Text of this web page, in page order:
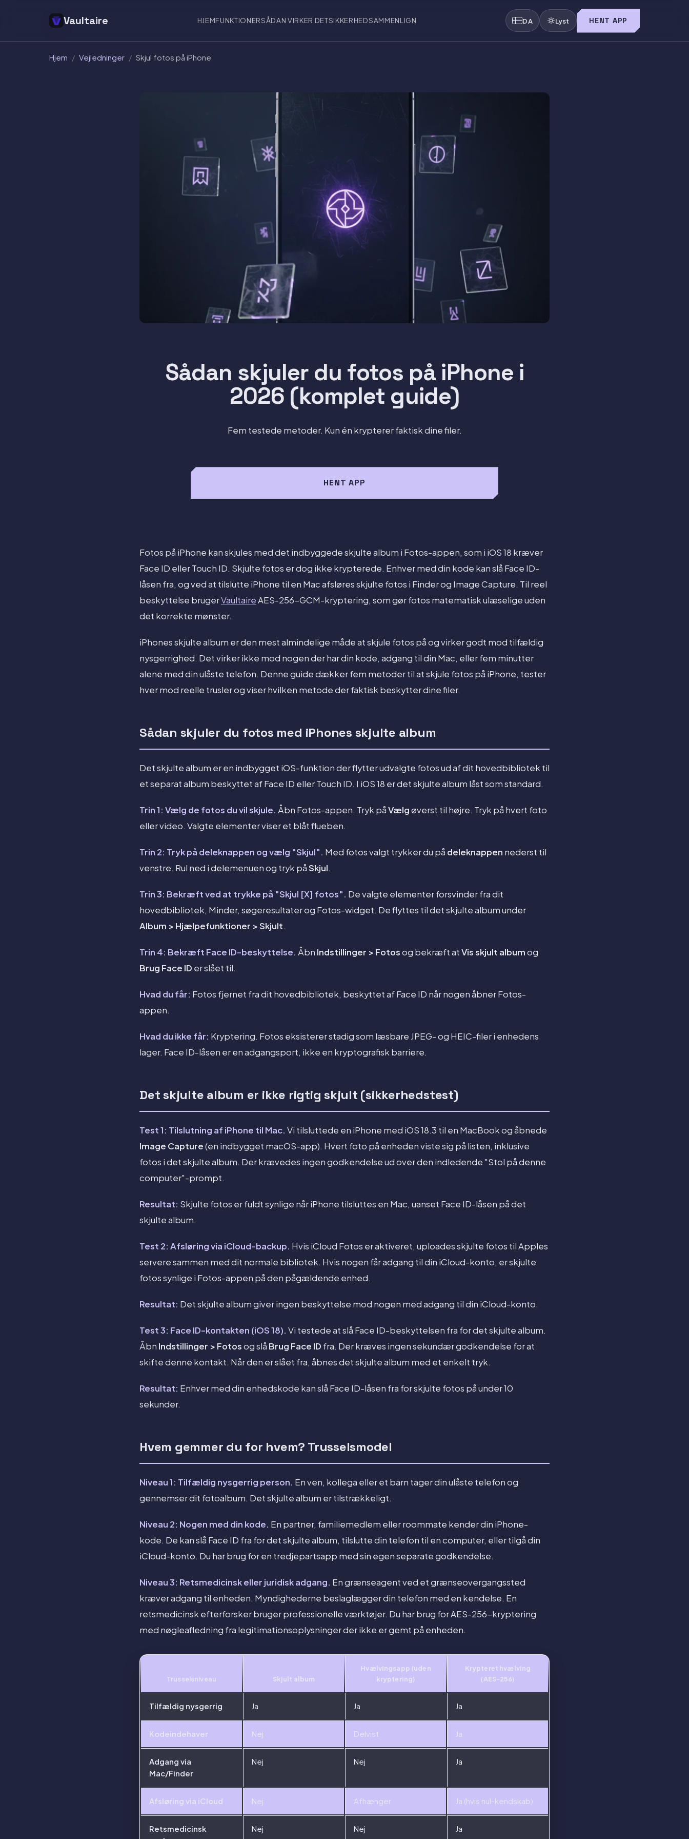
Vaultaire HJEMFUNKTIONERSÅDAN VIRKER DETSIKKERHEDSAMMENLIGN DA Lyst HENT APP
Hjem / Vejledninger / Skjul fotos på iPhone
Sådan skjuler du fotos på iPhone i
2026 (komplet guide)
Fem testede metoder. Kun én krypterer faktisk dine filer.
HENT APP
Fotos på iPhone kan skjules med det indbyggede skjulte album i Fotos-appen, som i iOS 18 kræver
Face ID eller Touch ID. Skjulte fotos er dog ikke krypterede. Enhver med din kode kan slå Face ID-
låsen fra, og ved at tilslutte iPhone til en Mac afsløres skjulte fotos i Finder og Image Capture. Til reel
beskyttelse brugerVaultaireAES-256-GCM-kryptering, som gør fotos matematisk ulæselige uden
det korrekte mønster.
iPhones skjulte album er den mest almindelige måde at skjule fotos på og virker godt mod tilfældig
nysgerrighed. Det virker ikke mod nogen der har din kode, adgang til din Mac, eller fem minutter
alene med din ulåste telefon. Denne guide dækker fem metoder til at skjule fotos på iPhone, tester
hver mod reelle trusler og viser hvilken metode der faktisk beskytter dine filer.
Sådan skjuler du fotos med iPhones skjulte album
Det skjulte album er en indbygget iOS-funktion der flytter udvalgte fotos ud af dit hovedbibliotek til
et separat album beskyttet af Face ID eller Touch ID. I iOS 18 er det skjulte album låst som standard.
Trin 1: Vælg de fotos du vil skjule. Åbn Fotos-appen. Tryk påVælgøverst til højre. Tryk på hvert foto
eller video. Valgte elementer viser et blåt flueben.
Trin 2: Tryk på deleknappen og vælg "Skjul". Med fotos valgt trykker du på deleknappen nederst til
venstre. Rul ned i delemenuen og tryk påSkjul.
Trin 3: Bekræft ved at trykke på "Skjul [X] fotos". De valgte elementer forsvinder fra dit
hovedbibliotek, Minder, søgeresultater og Fotos-widget. De flyttes til det skjulte album under
Album > Hjælpefunktioner > Skjult.
Trin 4: Bekræft Face ID-beskyttelse. Åbn Indstillinger > Fotosog bekræft atVis skjult albumog
Brug Face ID er slået til.
Hvad du får: Fotos fjernet fra dit hovedbibliotek, beskyttet af Face ID når nogen åbner Fotos-
appen.
Hvad du ikke får: Kryptering. Fotos eksisterer stadig som læsbare JPEG- og HEIC-filer i enhedens
lager. Face ID-låsen er en adgangsport, ikke en kryptografisk barriere.
Det skjulte album er ikke rigtig skjult (sikkerhedstest)
Test 1: Tilslutning af iPhone til Mac. Vi tilsluttede en iPhone med iOS 18.3 til en MacBook og åbnede
Image Capture(en indbygget macOS-app). Hvert foto på enheden viste sig på listen, inklusive
fotos i det skjulte album. Der krævedes ingen godkendelse ud over den indledende "Stol på denne
computer"-prompt.
Resultat: Skjulte fotos er fuldt synlige når iPhone tilsluttes en Mac, uanset Face ID-låsen på det
skjulte album.
Test 2: Afsløring via iCloud-backup. Hvis iCloud Fotos er aktiveret, uploades skjulte fotos til Apples
servere sammen med dit normale bibliotek. Hvis nogen får adgang til din iCloud-konto, er skjulte
fotos synlige i Fotos-appen på den pågældende enhed.
Resultat: Det skjulte album giver ingen beskyttelse mod nogen med adgang til din iCloud-konto.
Test 3: Face ID-kontakten (iOS 18). Vi testede at slå Face ID-beskyttelsen fra for det skjulte album.
Åbn Indstillinger > Fotosog slå Brug Face ID fra. Der kræves ingen sekundær godkendelse for at
skifte denne kontakt. Når den er slået fra, åbnes det skjulte album med et enkelt tryk.
Resultat: Enhver med din enhedskode kan slå Face ID-låsen fra for skjulte fotos på under 10
sekunder.
Hvem gemmer du for hvem? Trusselsmodel
Niveau 1: Tilfældig nysgerrig person. En ven, kollega eller et barn tager din ulåste telefon og
gennemser dit fotoalbum. Det skjulte album er tilstrækkeligt.
Niveau 2: Nogen med din kode. En partner, familiemedlem eller roommate kender din iPhone-
kode. De kan slå Face ID fra for det skjulte album, tilslutte din telefon til en computer, eller tilgå din
iCloud-konto. Du har brug for en tredjepartsapp med sin egen separate godkendelse.
Niveau 3: Retsmedicinsk eller juridisk adgang. En grænseagent ved et grænseovergangssted
kræver adgang til enheden. Myndighederne beslaglægger din telefon med en kendelse. En
retsmedicinsk efterforsker bruger professionelle værktøjer. Du har brug for AES-256-kryptering
med nøgleafledning fra legitimationsoplysninger der ikke er gemt på enheden.
Trusselsniveau Skjult album
Hvælvingsapp (uden
kryptering)
Krypteret hvælving
(AES-256)
Tilfældig nysgerrig Ja Ja Ja
Kodeindehaver Nej Delvist Ja
Adgang via
Mac/Finder
Nej Nej Ja
Afsløring via iCloud Nej Afhænger Ja (hvis nul-kendskab)
Retsmedicinsk
Nej Nej Ja